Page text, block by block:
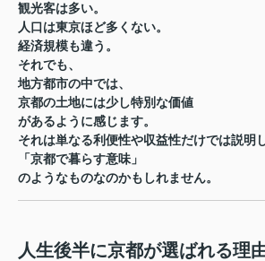
観光客は多い。
人口は東京ほど多くない。
経済規模も違う。
それでも、
地方都市の中では、
京都の土地には少し特別な価値
があるように感じます。
それは単なる利便性や収益性だけでは説明
「京都で暮らす意味」
のようなものなのかもしれません。
人生後半に京都が選ばれる理